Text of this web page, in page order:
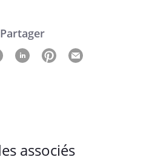
Partager
associés